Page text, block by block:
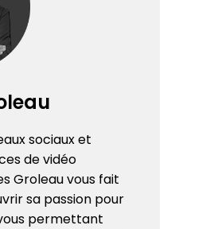
sociaux et
de vidéo
Groleau vous fait
sa passion pour
permettant